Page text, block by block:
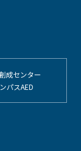
成センター
パスAED